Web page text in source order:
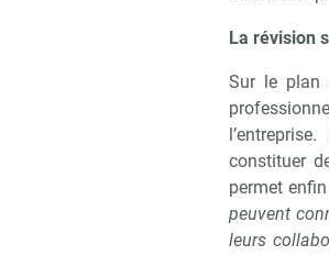
La révision
Sur le plan
constituer
permet
peuvent
leurs